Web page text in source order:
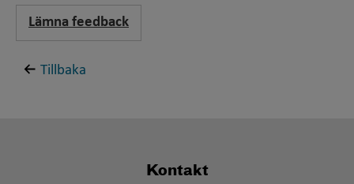
Lämna feedback
Tillbaka
Kontakt